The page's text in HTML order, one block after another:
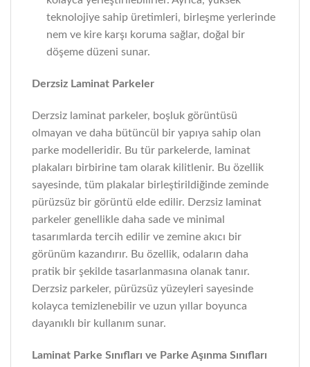
teknolojiye sahip üretimleri, birleşme yerlerinde
nem ve kire karşı koruma sağlar, doğal bir
döşeme düzeni sunar.
Derzsiz Laminat Parkeler
Derzsiz laminat parkeler, boşluk görüntüsü
olmayan ve daha bütüncül bir yapıya sahip olan
parke modelleridir. Bu tür parkelerde, laminat
plakaları birbirine tam olarak kilitlenir. Bu özellik
sayesinde, tüm plakalar birleştirildiğinde zeminde
pürüzsüz bir görüntü elde edilir. Derzsiz laminat
parkeler genellikle daha sade ve minimal
tasarımlarda tercih edilir ve zemine akıcı bir
görünüm kazandırır. Bu özellik, odaların daha
pratik bir şekilde tasarlanmasına olanak tanır.
Derzsiz parkeler, pürüzsüz yüzeyleri sayesinde
kolayca temizlenebilir ve uzun yıllar boyunca
dayanıklı bir kullanım sunar.
Laminat Parke Sınıfları ve Parke Aşınma Sınıfları